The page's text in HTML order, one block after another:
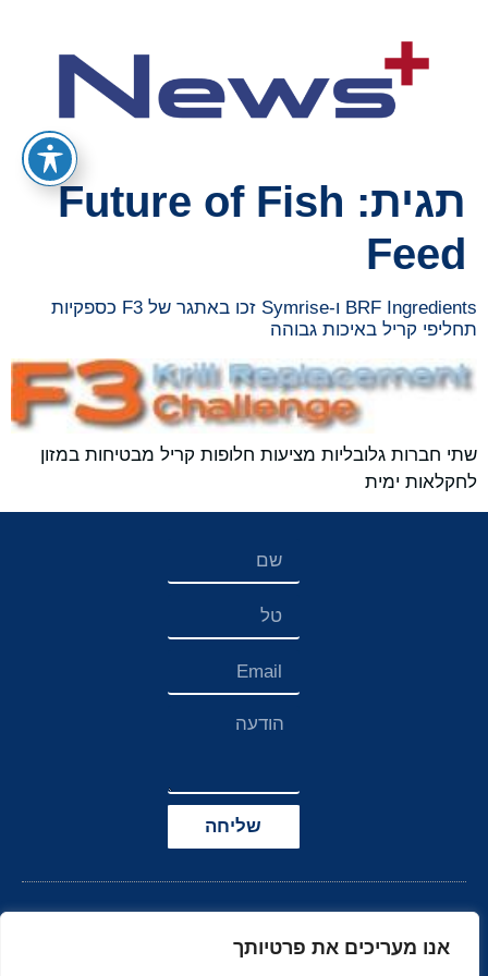
אנו מעריכים את פרטיותך
תגית: Future of Fish
Feed
BRF Ingredients ו-Symrise זכו באתגר של F3 כספקיות
תחליפי קריל באיכות גבוהה
שתי חברות גלובליות מציעות חלופות קריל מבטיחות במזון
לחקלאות ימית
שליחה